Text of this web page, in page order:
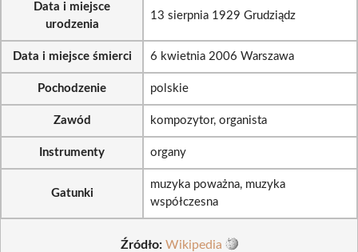
Data i miejsce
urodzenia
13 sierpnia 1929 Grudziądz
Data i miejsce śmierci 6 kwietnia 2006 Warszawa
Pochodzenie polskie
Zawód kompozytor, organista
Instrumenty organy
Gatunki
muzyka poważna, muzyka
współczesna
Źródło: Wikipedia